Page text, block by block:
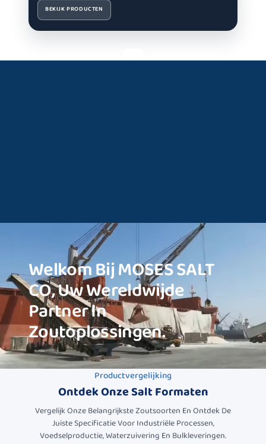
BEKIJK PRODUCTEN
Welkom BijMOSES SALT
CO, Uw Wereldwijde
Partner In
Zoutoplossingen.
Productvergelijking
Ontdek OnzeSalt Formaten
Vergelijk Onze Belangrijkste Zoutsoorten En Ontdek De
Juiste Specificatie Voor Industriële Processen,
Voedselproductie, Waterzuivering En Bulkleveringen.